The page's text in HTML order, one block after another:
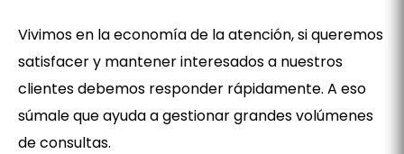
Vivimos en la economía de la atención, si queremos
satisfacer y mantener interesados a nuestros
clientes debemos responder rápidamente. A eso
súmale que ayuda a gestionar grandes volúmenes
de consultas.